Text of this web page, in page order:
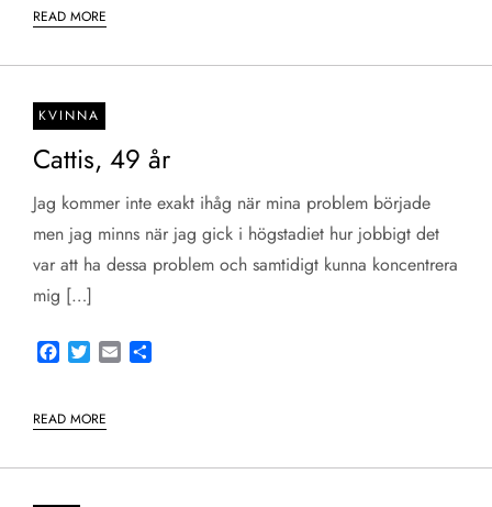
READ MORE
KVINNA
Cattis, 49 år
Jag kommer inte exakt ihåg när mina problem började
men jag minns när jag gick i högstadiet hur jobbigt det
var att ha dessa problem och samtidigt kunna koncentrera
mig […]
Facebook
TwitterEmail
READ MORE